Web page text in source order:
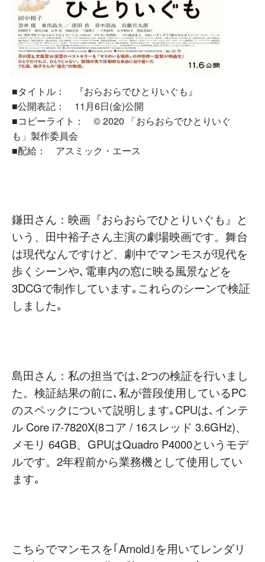
■タイトル： 『おらおらでひとりいぐも』
■公開表記： 11月6日(金)公開
■コピーライト： © 2020 「おらおらでひとりいぐ
も」製作委員会
■配給： アスミック・エース
鎌田さん：映画『おらおらでひとりいぐも』と
いう、田中裕子さん主演の劇場映画です。舞台
は現代なんですけど、劇中でマンモスが現代を
歩くシーンや､電車内の窓に映る風景などを
3DCGで制作しています｡これらのシーンで検証
しました｡
島田さん：私の担当では､2つの検証を行いまし
た。検証結果の前に､私が普段使用しているPC
のスペックについて説明します｡CPUは､インテ
ル Core i7-7820X(8コア / 16スレッド 3.6GHz)、
メモリ 64GB、GPUはQuadro P4000というモデ
ルです。2年程前から業務機として使用してい
ます｡
こちらでマンモスを｢Arnold｣を用いてレンダリ